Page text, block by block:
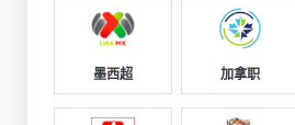
墨西超 加拿职